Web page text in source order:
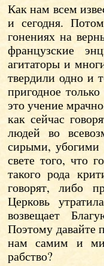
Как нам всем
и сегодня.
гонениях на
французские
агитаторы и
твердили одно и
пригодное
это учение
как сейчас
людей во
сирыми, убогими
свете того, что
такого рода
говорят, либо
Церковь
возвещает
Поэтому давайте
нам самим и
рабство?